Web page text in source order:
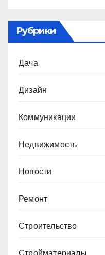
Рубрики
Дача
Дизайн
Коммуникации
Недвижимость
Новости
Ремонт
Строительство
Стройматериалы